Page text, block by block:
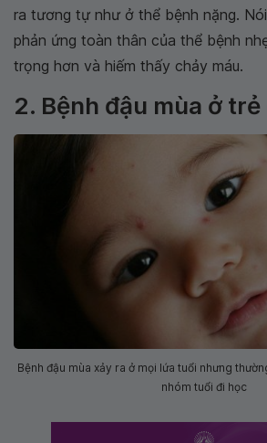
ra tương tự như ở thể bệnh nặng.
phản ứng toàn thân của thể bệnh
trọng hơn và hiếm thấy chảy máu.
2. Bệnh đậu mùa ở trẻ
Bệnh đậu mùa xảy ra ở mọi lứa tuổi nhưng
nhóm tuổi đi học